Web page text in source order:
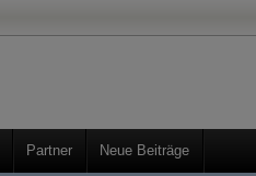
Partner Neue Beiträge